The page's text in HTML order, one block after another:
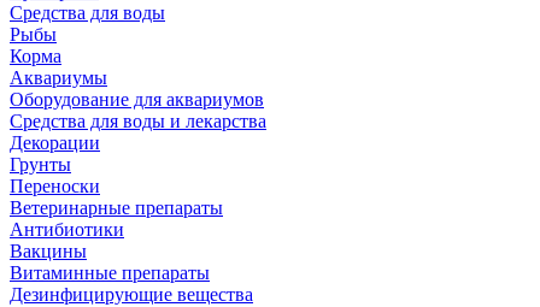
Средства для воды
Рыбы
Корма
Аквариумы
Оборудование для аквариумов
Средства для воды и лекарства
Декорации
Грунты
Переноски
Ветеринарные препараты
Антибиотики
Вакцины
Витаминные препараты
Дезинфицирующие вещества